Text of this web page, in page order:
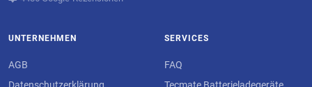
UNTERNEHMEN
AGB
SERVICES
FAQ